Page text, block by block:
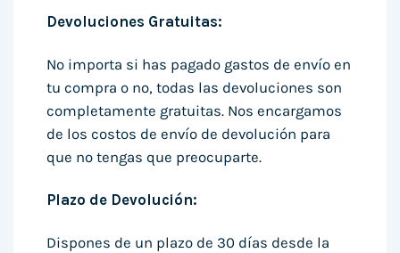
Devoluciones Gratuitas:
No importa si has pagado gastos de envío en
tu compra o no, todas las devoluciones son
completamente gratuitas. Nos encargamos
de los costos de envío de devolución para
que no tengas que preocuparte.
Plazo de Devolución:
Dispones de un plazo de 30 días desde la